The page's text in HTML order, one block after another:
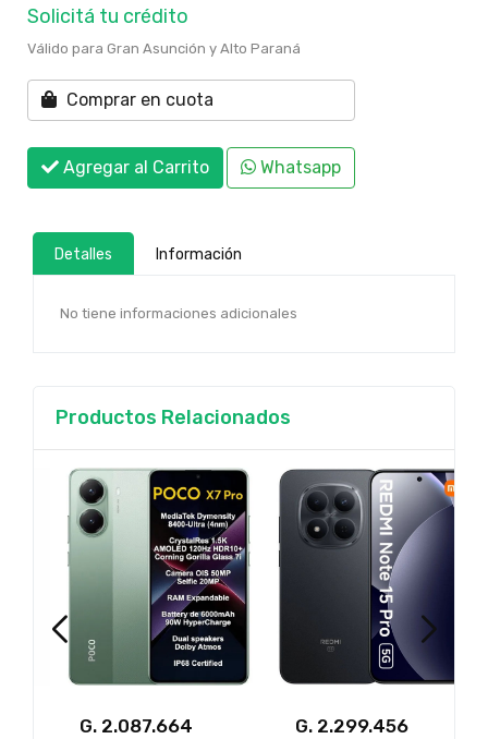
Solicitá tu crédito
Válido para Gran Asunción y Alto Paraná
Comprar en cuota
Agregar al Carrito Whatsapp
Detalles Información
No tiene informaciones adicionales
Productos Relacionados